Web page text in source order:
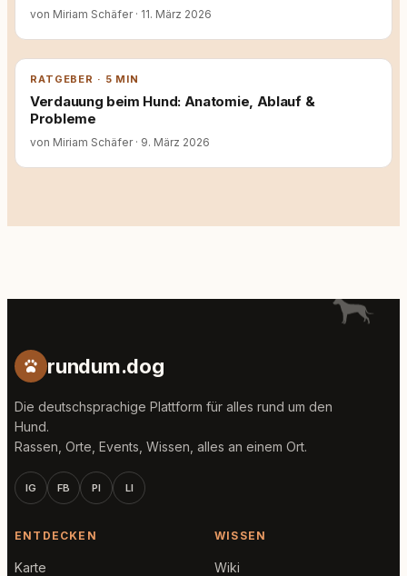
von Miriam Schäfer · 11. März 2026
RATGEBER · 5 MIN
Verdauung beim Hund: Anatomie, Ablauf &
Probleme
von Miriam Schäfer · 9. März 2026
rundum.dog
Die deutschsprachige Plattform für alles rund um den
Hund.
Rassen, Orte, Events, Wissen, alles an einem Ort.
IG FB PI LI
ENTDECKEN
Karte
WISSEN
Wiki